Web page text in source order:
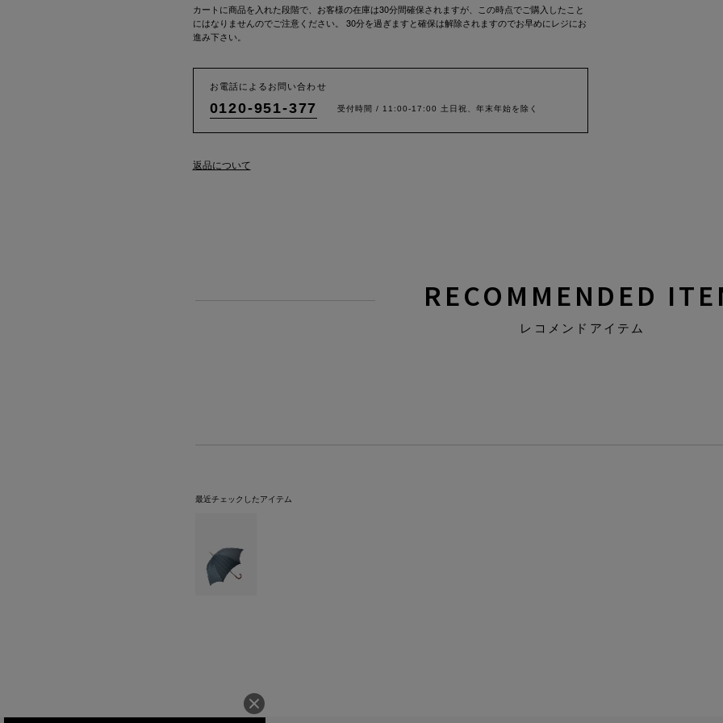
カートに商品を入れた段階で、お客様の在庫は30分間確保されますが、この時点でご購入したこと
にはなりませんのでご注意ください。 30分を過ぎますと確保は解除されますのでお早めにレジにお
進み下さい。
お電話によるお問い合わせ
0120-951-377 受付時間 / 11:00-17:00 土日祝、年末年始を除く
返品について
RECOMMENDED
レコメンドアイテム
最近チェックしたアイテム